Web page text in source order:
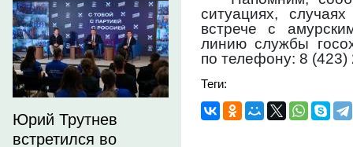
Юрий Трутнев
встретился во
ситуациях,
встрече с
линию службы
по телефону: 8 (423)
Теги: